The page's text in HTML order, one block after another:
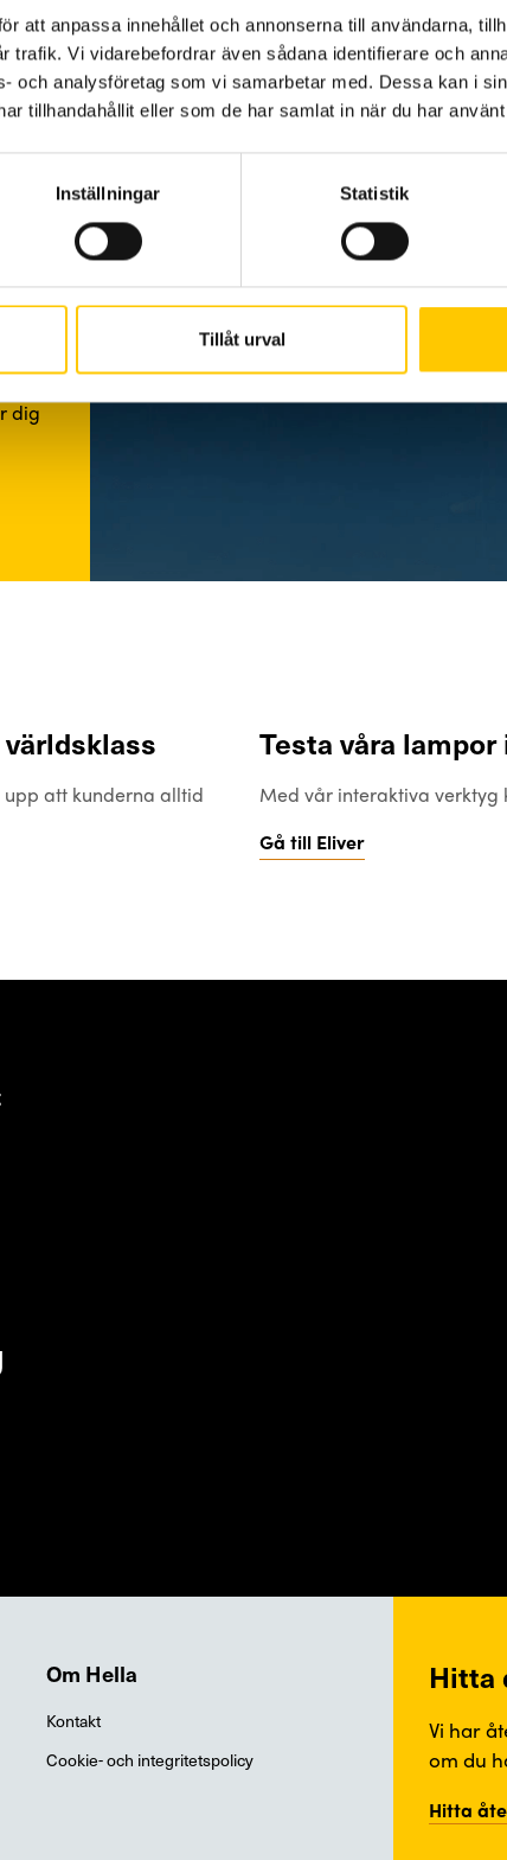
att anpassa innehållet och annonserna till användarna,
trafik. Vi vidarebefordrar även sådana identifierare och
och analysföretag som vi samarbetar med. Dessa kan i
tillhandahållit eller som de har samlat in när du har
Inställningar Statistik
Tillåt urval
dig
att kunderna alltid
Testa våra lampor
Med vår interaktiva
Gå till Eliver
Om Hella
Kontakt
Cookie- och integritetspolicy
Hitta
Vi har
om du
Hitta